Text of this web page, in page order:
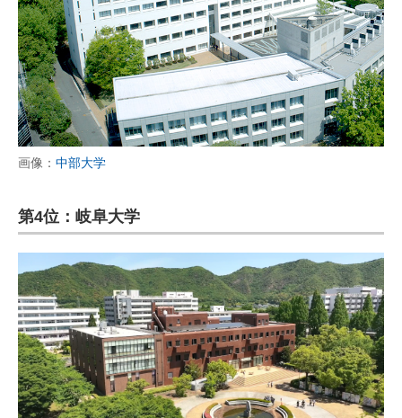
画像： 中部大学
第4位：岐阜大学